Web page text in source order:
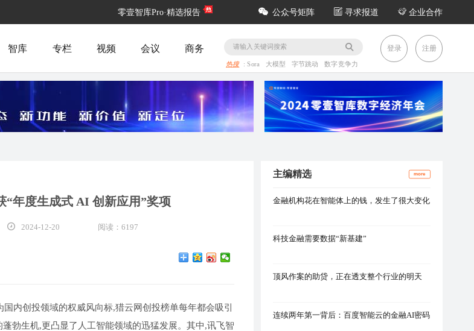
零壹智库Pro·精选报告 公众号矩阵 寻求报道 企业合作
智库 专栏 视频 会议 商务
热搜 :Sora 大模型 字节跳动 数字竞争力
登录 注册
“年度生成式 AI 创新应用”奖项
2024-12-20 阅读：6197
内创投领域的权威风向标,猎云网创投榜单每年都会吸引
勃生机,更凸显了人工智能领域的迅猛发展。其中,讯飞智
主编精选 more
金融机构花在智能体上的钱，发生了很大变化
科技金融需要数据“新基建”
顶风作案的助贷，正在透支整个行业的明天
连续两年第一背后：百度智能云的金融AI密码